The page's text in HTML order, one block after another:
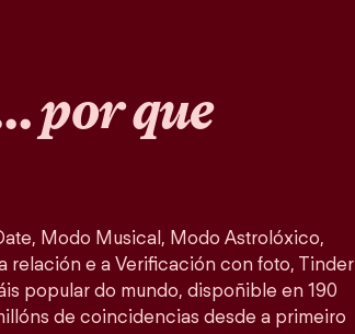
por que
Modo Musical, Modo Astrolóxico,
relación e a Verificación con foto, Tinder
popular do mundo, dispoñible en 190
de coincidencias desde a primeiro